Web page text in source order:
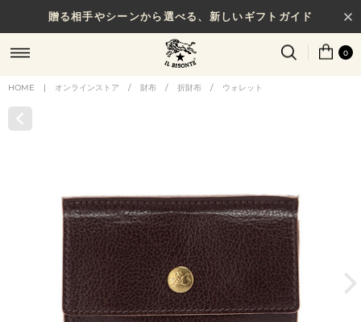
贈る相手やシーンから選べる、新しいギフトガイド
0
HOME | オンラインストア / 財布 / 折財布 / ウォレット